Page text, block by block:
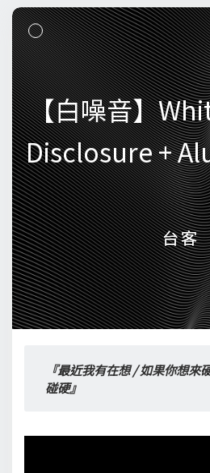
【白噪音】
Disclosure +
台客
【白噪音】
Disclosure +
台客
『最近我有在想 / 如果你想來
碰硬』